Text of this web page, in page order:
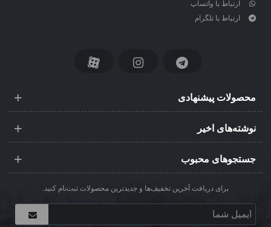
ارتباط با واتساپ
ارتباط با تلگرام
محصولات پیشنهادی
نوشته‌های اخیر
جستجوهای محبوب
برای دریافت آخرین تخفیف‌ها و جدیدترین محصولات ثبت‌نام کنید.